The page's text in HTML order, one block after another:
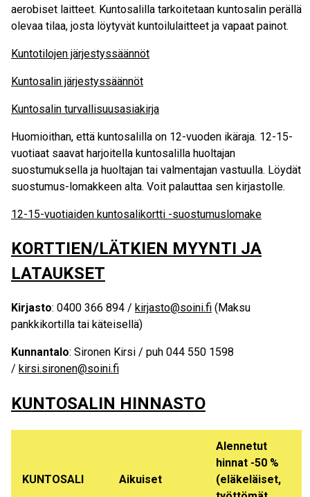
aerobiset laitteet. Kuntosalilla tarkoitetaan kuntosalin perällä
olevaa tilaa, josta löytyvät kuntoilulaitteet ja vapaat painot.
Kuntotilojen järjestyssäännöt
Kuntosalin järjestyssäännöt
Kuntosalin turvallisuusasiakirja
Huomioithan, että kuntosalilla on 12-vuoden ikäraja. 12-15-
vuotiaat saavat harjoitella kuntosalilla huoltajan
suostumuksella ja huoltajan tai valmentajan vastuulla. Löydät
suostumus-lomakkeen alta. Voit palauttaa sen kirjastolle.
12-15-vuotiaiden kuntosalikortti -suostumuslomake
KORTTIEN/LÄTKIEN MYYNTI JA
LATAUKSET
Kirjasto: 0400 366 894 / kirjasto@soini.fi (Maksu
pankkikortilla tai käteisellä)
Kunnantalo: Sironen Kirsi / puh 044 550 1598
/ kirsi.sironen@soini.fi
KUNTOSALIN HINNASTO
KUNTOSALI Aikuiset
Alennetut
hinnat -50 %
(eläkeläiset,